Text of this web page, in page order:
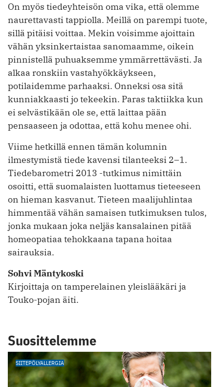
On myös tiedeyhteisön oma vika, että olemme
naurettavasti tappiolla. Meillä on parempi tuote,
sillä pitäisi voittaa. Mekin voisimme ajoittain
vähän yksinkertaistaa sanomaamme, oikein
pinnistellä puhuaksemme ymmärrettävästi. Ja
alkaa ronskiin vastahyökkäykseen,
potilaidemme parhaaksi. Onneksi osa sitä
kunniakkaasti jo tekeekin. Paras taktiikka kun
ei selvästikään ole se, että laittaa pään
pensaaseen ja odottaa, että kohu menee ohi.
Viime hetkillä ennen tämän kolumnin
ilmestymistä tiede kavensi tilanteeksi 2–1.
Tiedebarometri 2013 -tutkimus nimittäin
osoitti, että suomalaisten luottamus tieteeseen
on hieman kasvanut. Tieteen maalijuhlintaa
himmentää vähän samaisen tutkimuksen tulos,
jonka mukaan joka neljäs kansalainen pitää
homeopatiaa tehokkaana tapana hoitaa
sairauksia.
Sohvi Mäntykoski
Kirjoittaja on tamperelainen yleislääkäri ja
Touko-pojan äiti.
Suosittelemme
SIITEPÖLYALLERGIA